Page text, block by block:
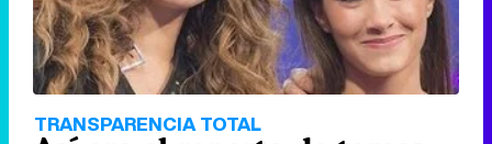
TRANSPARENCIA TOTAL